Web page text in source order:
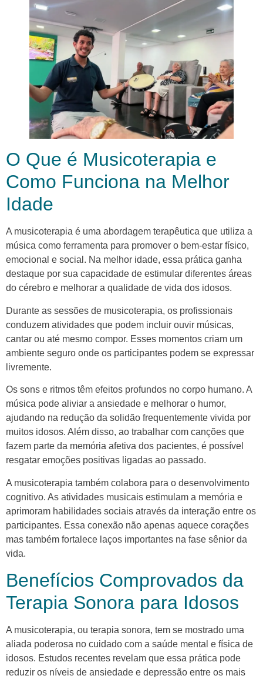
O Que é Musicoterapia e
Como Funciona na Melhor
Idade
A musicoterapia é uma abordagem terapêutica que utiliza a
música como ferramenta para promover o bem-estar físico,
emocional e social. Na melhor idade, essa prática ganha
destaque por sua capacidade de estimular diferentes áreas
do cérebro e melhorar a qualidade de vida dos idosos.
Durante as sessões de musicoterapia, os profissionais
conduzem atividades que podem incluir ouvir músicas,
cantar ou até mesmo compor. Esses momentos criam um
ambiente seguro onde os participantes podem se expressar
livremente.
Os sons e ritmos têm efeitos profundos no corpo humano. A
música pode aliviar a ansiedade e melhorar o humor,
ajudando na redução da solidão frequentemente vivida por
muitos idosos. Além disso, ao trabalhar com canções que
fazem parte da memória afetiva dos pacientes, é possível
resgatar emoções positivas ligadas ao passado.
A musicoterapia também colabora para o desenvolvimento
cognitivo. As atividades musicais estimulam a memória e
aprimoram habilidades sociais através da interação entre os
participantes. Essa conexão não apenas aquece corações
mas também fortalece laços importantes na fase sênior da
vida.
Benefícios Comprovados da
Terapia Sonora para Idosos
A musicoterapia, ou terapia sonora, tem se mostrado uma
aliada poderosa no cuidado com a saúde mental e física de
idosos. Estudos recentes revelam que essa prática pode
reduzir os níveis de ansiedade e depressão entre os mais